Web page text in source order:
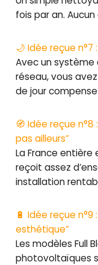
fois par an.
🌙 Idée reçue n°7
Avec un
réseau, vous
de jour
🧭 Idée reçue n°8
pas ailleurs”
La France
reçoit assez
installation
🔋 Idée reçue n°9
esthétique”
Les modèles Full
photovoltaïques